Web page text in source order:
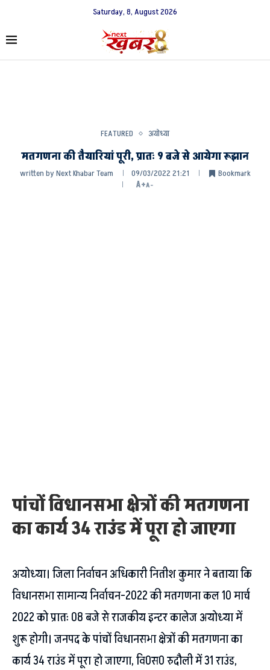
Saturday, 8, August 2026
FEATURED अयोध्या
मतगणना की तैयारियां पूरी, प्रातः 9 बजे से आयेगा रूझान
written byNext Khabar Team 09/03/2022 21:21
Bookmark
A+A-
पांचों विधानसभा क्षेत्रों की मतगणना
का कार्य 34 राउंड में पूरा हो जाएगा
अयोध्या। जिला निर्वाचन अधिकारी नितीश कुमार ने बताया कि
विधानसभा सामान्य निर्वाचन-2022 की मतगणना कल 10 मार्च
2022 को प्रातः 08 बजे से राजकीय इन्टर कालेज अयोध्या में
शुरू होगी। जनपद के पांचों विधानसभा क्षेत्रों की मतगणना का
कार्य 34 राउंड में पूरा हो जाएगा, वि0स0 रुदौली में 31 राउंड,